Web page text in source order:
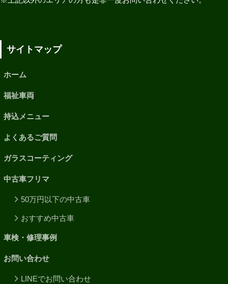
サイトマップ
ホーム
福祉車両
持込メニュー
よくあるご質問
ガラスコーティング
中古車フリマ
50万円以下の中古車
おすすめ中古車
車検・修理事例
お問い合わせ
LINEでお問い合わせ